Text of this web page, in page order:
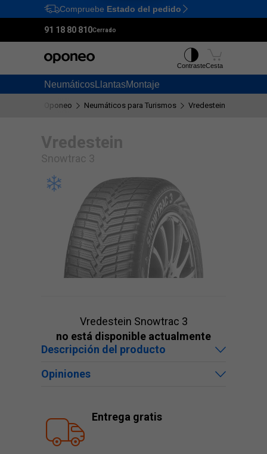
Ctrl M
Compruebe Estado del pedido
91 18 80 810Cerrado
Neumáticos LlantasMontaje
ContrasteCesta
Oponeo Neumáticos para Turismos Vredestein
Vredestein
Snowtrac 3
Vredestein Snowtrac 3
no está disponible actualmente
Descripción del producto
Opiniones
Entrega gratis